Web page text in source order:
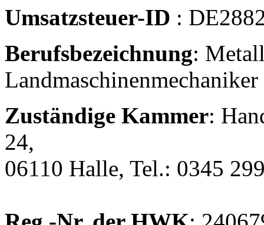
Umsatzsteuer-ID :
Berufsbezeichnung:
Zuständige Kammer:
24,
06110 Halle, Tel.: 0345